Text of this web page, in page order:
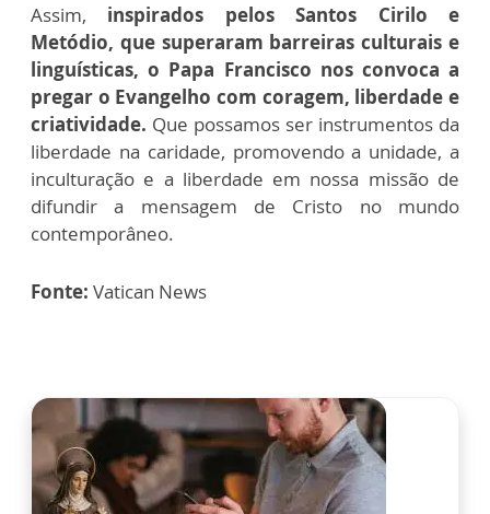
Assim, inspirados pelos Santos Cirilo e
Metódio, que superaram barreiras culturais e
linguísticas, o Papa Francisco nos convoca a
pregar o Evangelho com coragem, liberdade e
criatividade. Que possamos ser instrumentos da
liberdade na caridade, promovendo a unidade, a
inculturação e a liberdade em nossa missão de
difundir a mensagem de Cristo no mundo
contemporâneo.
Fonte: Vatican News